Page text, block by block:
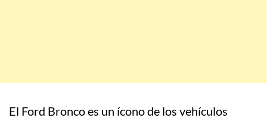
El Ford Bronco es un ícono de los vehículos